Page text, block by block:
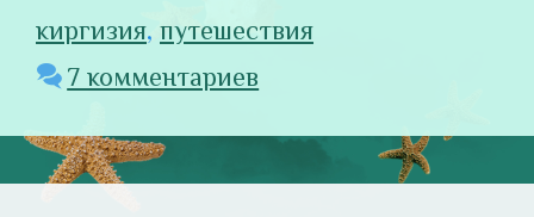
киргизия, путешествия
7 комментариев